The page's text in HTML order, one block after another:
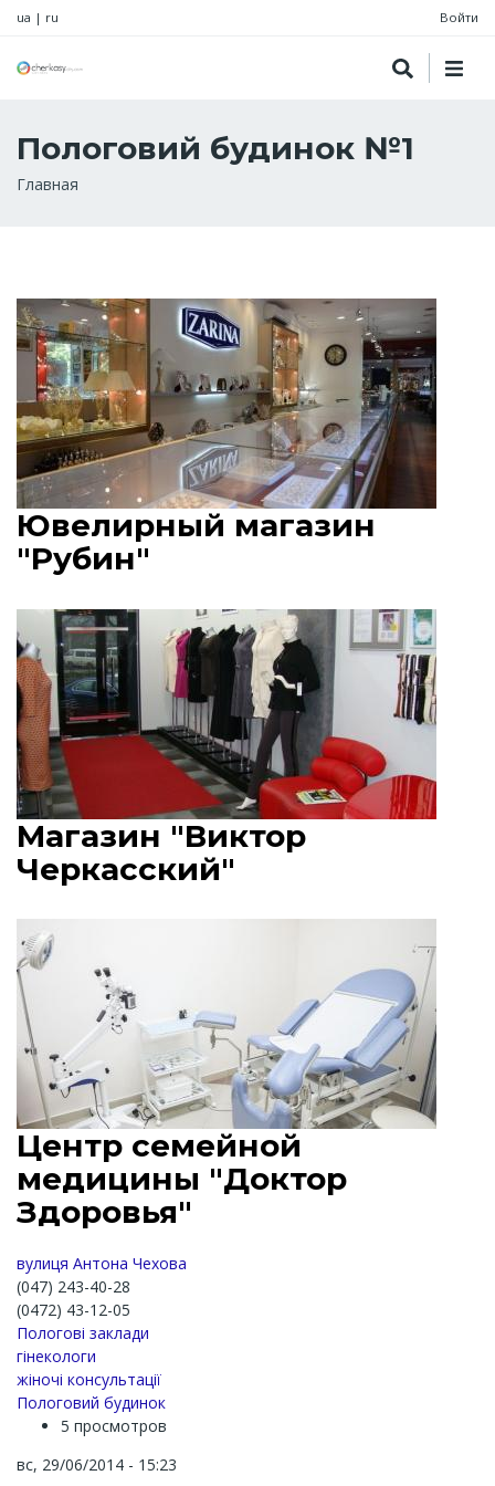
ua | ru Войти
Пологовий будинок №1
Строка
Главная
Ювелирный магазин
"Рубин"
Магазин "Виктор
Черкасский"
Центр семейной
медицины "Доктор
Здоровья"
вулиця Антона Чехова
(047) 243-40-28
(0472) 43-12-05
Пологові заклади
гінекологи
жіночі консультації
Пологовий будинок
5 просмотров
вс, 29/06/2014 - 15:23